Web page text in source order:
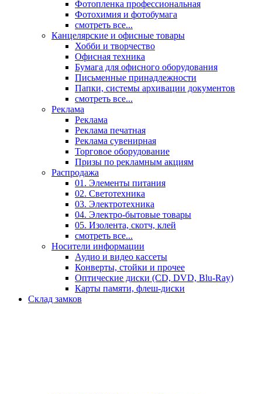
Фотопленка профессиональная
Фотохимия и фотобумага
смотреть все...
Канцелярские и офисные товары
Хобби и творчество
Офисная техника
Бумага для офисного оборудования
Письменные принадлежности
Папки, системы архивации документов
смотреть все...
Реклама
Реклама
Реклама печатная
Реклама сувенирная
Торговое оборудование
Призы по рекламным акциям
Распродажа
01. Элементы питания
02. Светотехника
03. Электротехника
04. Электро-бытовые товары
05. Изолента, скотч, клей
смотреть все...
Носители информации
Аудио и видео кассеты
Конверты, стойки и прочее
Оптические диски (CD, DVD, Blu-Ray)
Карты памяти, флеш-диски
Склад замков